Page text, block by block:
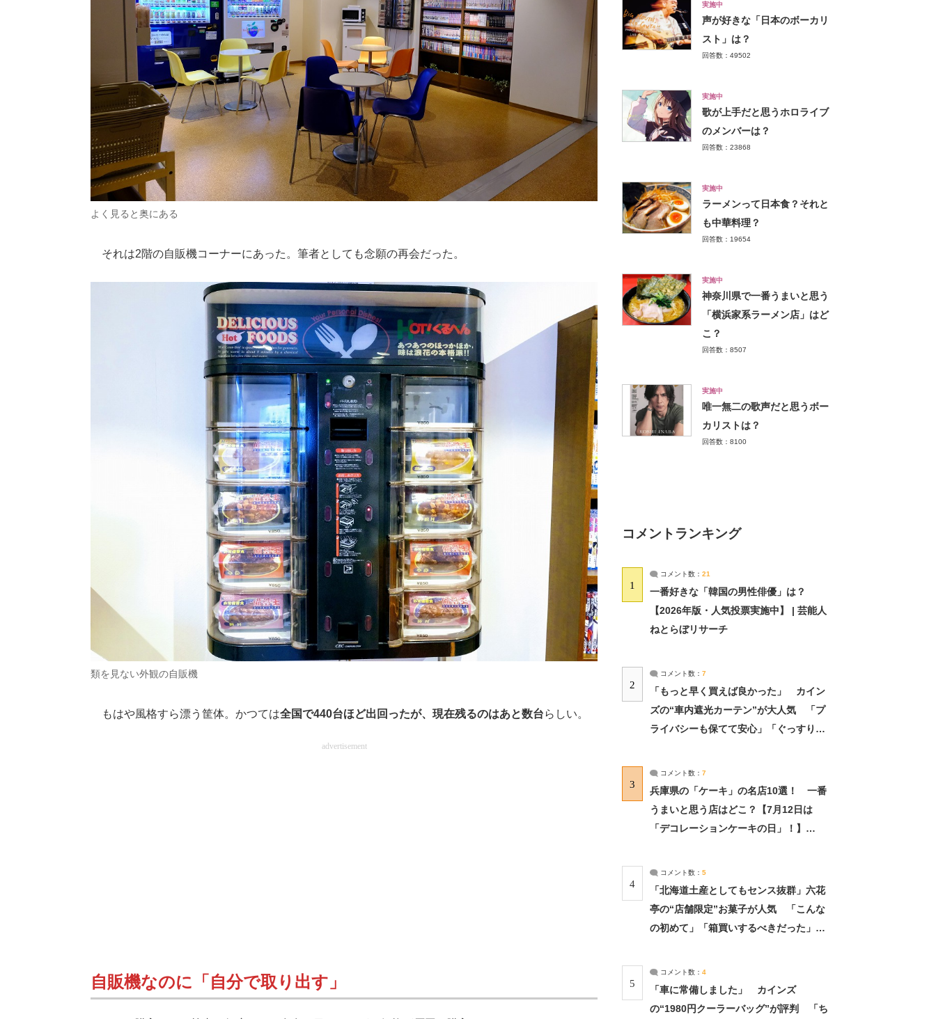
よく見ると奥にある
それは2階の自販機コーナーにあった。筆者としても念願の再会だった。
類を見ない外観の自販機
もはや風格すら漂う筐体。かつては全国で440台ほど出回ったが、現在残るのはあと数台らしい。
advertisement
自販機なのに「自分で取り出す」
実施中
声が好きな「日本のボーカリ
スト」は？
回答数：49502
実施中
歌が上手だと思うホロライブ
のメンバーは？
回答数：23868
実施中
ラーメンって日本食？それと
も中華料理？
回答数：19654
実施中
神奈川県で一番うまいと思う
「横浜家系ラーメン店」はど
こ？
回答数：8507
実施中
唯一無二の歌声だと思うボー
カリストは？
回答数：8100
コメントランキング
1
コメント数： 21
一番好きな「韓国の男性俳優」は？
【2026年版・人気投票実施中】 | 芸能人
ねとらぼリサーチ
2
コメント数： 7
「もっと早く買えば良かった」 カイン
ズの“車内遮光カーテン”が大人気 「プ
ライバシーも保てて安心」「ぐっすり眠
3
コメント数： 7
兵庫県の「ケーキ」の名店10選！ 一番
うまいと思う店はどこ？【7月12日は
「デコレーションケーキの日」！】
4
コメント数： 5
「北海道土産としてもセンス抜群」六花
亭の“店舗限定”お菓子が人気 「こんな
の初めて」「箱買いするべきだった」
5
コメント数： 4
「車に常備しました」 カインズ
の“1980円クーラーバッグ”が評判 「ち